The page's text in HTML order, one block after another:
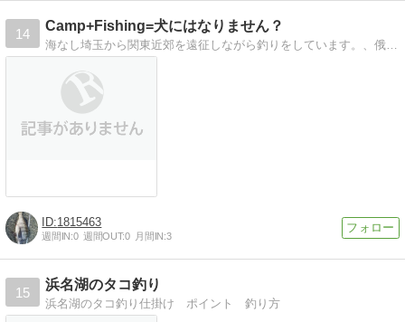
14
Camp+Fishing=犬にはなりません？
海なし埼玉から関東近郊を遠征しながら釣りをしています。、俄かキャンパーが本格アウトドアを目指し突き進みます。 ドライブスポット巡りなどなど、手広く筆を取らせ…
1815463
週間IN:0 週間OUT:0 月間IN:3
15
浜名湖のタコ釣り
浜名湖のタコ釣り仕掛け ポイント 釣り方